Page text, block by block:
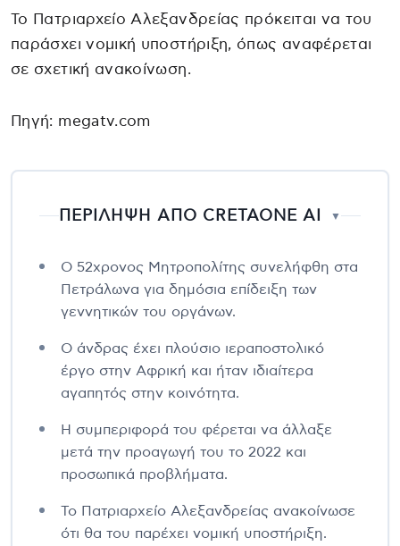
Το Πατριαρχείο Αλεξανδρείας πρόκειται να του
παράσχει νομική υποστήριξη, όπως αναφέρεται
σε σχετική ανακοίνωση.
Πηγή: megatv.com
ΠΕΡΙΛΗΨΗ ΑΠΟ CRETAONE AI ▼
Ο 52χρονος Μητροπολίτης συνελήφθη στα
Πετράλωνα για δημόσια επίδειξη των
γεννητικών του οργάνων.
Ο άνδρας έχει πλούσιο ιεραποστολικό
έργο στην Αφρική και ήταν ιδιαίτερα
αγαπητός στην κοινότητα.
Η συμπεριφορά του φέρεται να άλλαξε
μετά την προαγωγή του το 2022 και
προσωπικά προβλήματα.
Το Πατριαρχείο Αλεξανδρείας ανακοίνωσε
ότι θα του παρέχει νομική υποστήριξη.